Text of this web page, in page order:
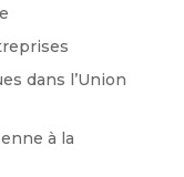
dans l’Union
à la